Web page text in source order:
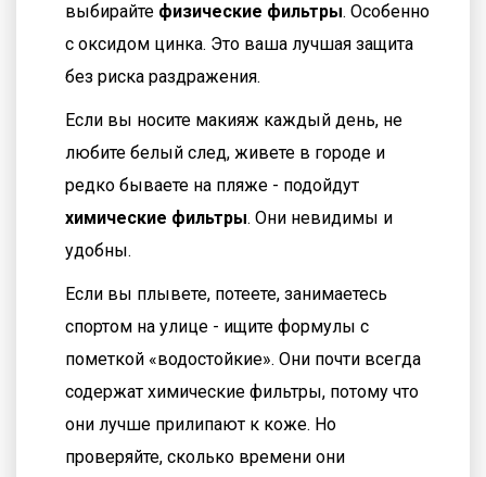
выбирайте физические фильтры. Особенно
с оксидом цинка. Это ваша лучшая защита
без риска раздражения.
Если вы носите макияж каждый день, не
любите белый след, живете в городе и
редко бываете на пляже - подойдут
химические фильтры. Они невидимы и
удобны.
Если вы плывете, потеете, занимаетесь
спортом на улице - ищите формулы с
пометкой «водостойкие». Они почти всегда
содержат химические фильтры, потому что
они лучше прилипают к коже. Но
проверяйте, сколько времени они